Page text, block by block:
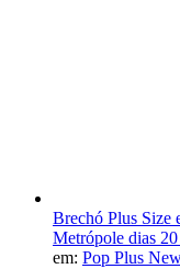
Brechó Plus Size
Metrópole dias
em: Pop Plus